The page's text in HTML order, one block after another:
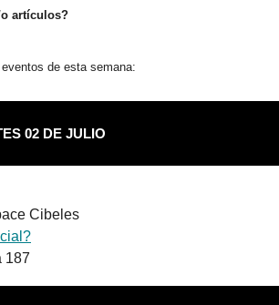
artículos?
de esta semana:
02 DE JULIO
Cibeles
187